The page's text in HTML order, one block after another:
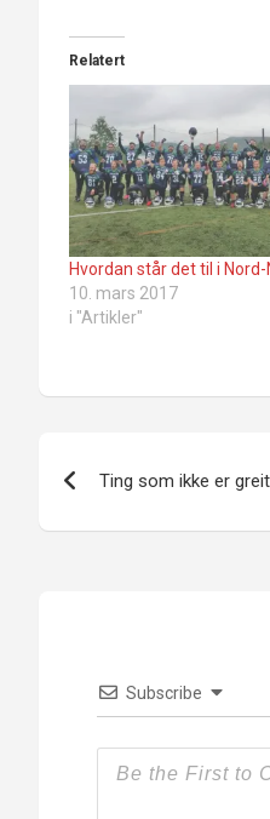
Relatert
Hvordan står det til i Nord-
10. mars 2017
i "Artikler"
Ting som ikke er
Subscribe